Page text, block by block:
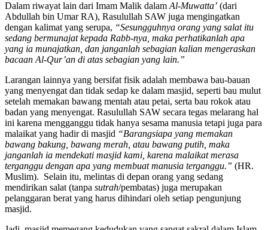
Dalam riwayat lain dari Imam Malik dalam Al-Muwatta’ (dari
Abdullah bin Umar RA), Rasulullah SAW juga mengingatkan
dengan kalimat yang serupa, “Sesungguhnya orang yang salat itu
sedang bermunajat kepada Rabb-nya, maka perhatikanlah apa
yang ia munajatkan, dan janganlah sebagian kalian mengeraskan
bacaan Al-Qur’an di atas sebagian yang lain.”
Larangan lainnya yang bersifat fisik adalah membawa bau-bauan
yang menyengat dan tidak sedap ke dalam masjid, seperti bau mulut
setelah memakan bawang mentah atau petai, serta bau rokok atau
badan yang menyengat. Rasulullah SAW secara tegas melarang hal
ini karena mengganggu tidak hanya sesama manusia tetapi juga para
malaikat yang hadir di masjid “Barangsiapa yang memakan
bawang bakung, bawang merah, atau bawang putih, maka
janganlah ia mendekati masjid kami, karena malaikat merasa
terganggu dengan apa yang membuat manusia terganggu.” (HR.
Muslim). Selain itu, melintas di depan orang yang sedang
mendirikan salat (tanpa sutrah/pembatas) juga merupakan
pelanggaran berat yang harus dihindari oleh setiap pengunjung
masjid.